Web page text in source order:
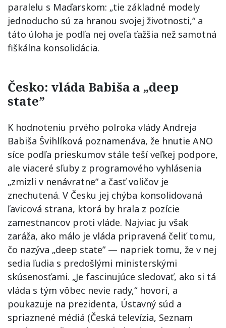
paralelu s Maďarskom: „tie základné modely
jednoducho sú za hranou svojej životnosti,“ a
táto úloha je podľa nej oveľa ťažšia než samotná
fiškálna konsolidácia.
Česko: vláda Babiša a „deep
state”
K hodnoteniu prvého polroka vlády Andreja
Babiša Švihlíková poznamenáva, že hnutie ANO
síce podľa prieskumov stále teší veľkej podpore,
ale viaceré sľuby z programového vyhlásenia
„zmizli v nenávratne” a časť voličov je
znechutená. V Česku jej chýba konsolidovaná
ľavicová strana, ktorá by hrala z pozície
zamestnancov proti vláde. Najviac ju však
zaráža, ako málo je vláda pripravená čeliť tomu,
čo nazýva „deep state” — napriek tomu, že v nej
sedia ľudia s predošlými ministerskými
skúsenosťami. „Je fascinujúce sledovať, ako si tá
vláda s tým vôbec nevie rady,“ hovorí, a
poukazuje na prezidenta, Ústavný súd a
spriaznené médiá (Česká televízia, Seznam